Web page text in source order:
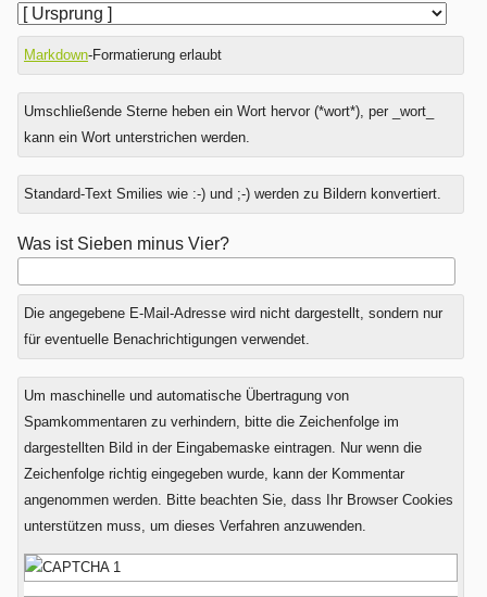
Markdown-Formatierung erlaubt
Umschließende Sterne heben ein Wort hervor (*wort*), per _wort_
kann ein Wort unterstrichen werden.
Standard-Text Smilies wie :-) und ;-) werden zu Bildern konvertiert.
Was ist Sieben minus Vier?
Die angegebene E-Mail-Adresse wird nicht dargestellt, sondern nur
für eventuelle Benachrichtigungen verwendet.
Um maschinelle und automatische Übertragung von
Spamkommentaren zu verhindern, bitte die Zeichenfolge im
dargestellten Bild in der Eingabemaske eintragen. Nur wenn die
Zeichenfolge richtig eingegeben wurde, kann der Kommentar
angenommen werden. Bitte beachten Sie, dass Ihr Browser Cookies
unterstützen muss, um dieses Verfahren anzuwenden.